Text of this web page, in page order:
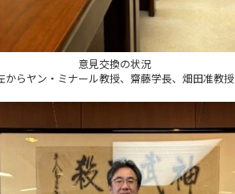
意見交換の状況
からヤン・ミナール教授、齋藤学長、畑田准教授